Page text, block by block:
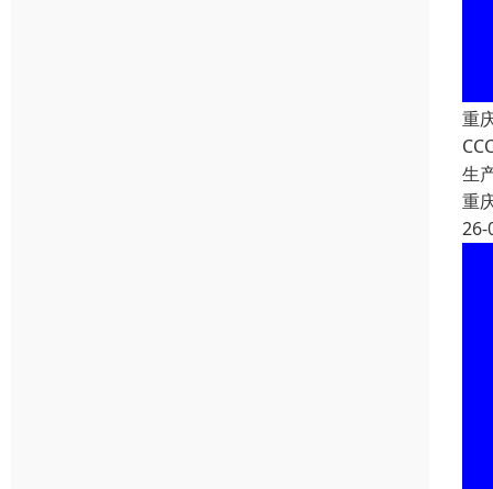
重
生
重
26-